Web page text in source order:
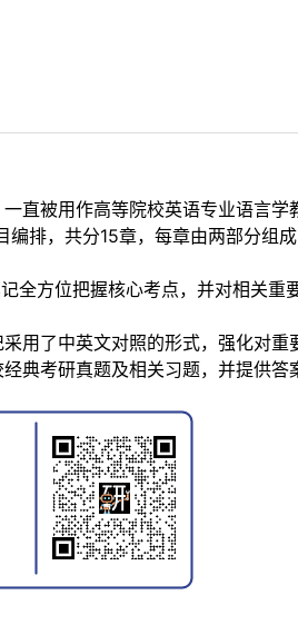
直被用作高等院校英语专业语言
排，共分15章，每章由两部分组
全方位把握核心考点，并对相关
用了中英文对照的形式，强化对重
典考研真题及相关习题，并提供